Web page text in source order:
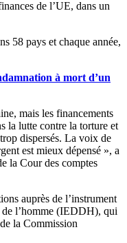
de l’UE, dans un
58 pays et chaque année,
à mort d’un
mais les financements
la lutte contre la torture et
dispersés. La voix de
est mieux dépensé », a
la Cour des comptes
auprès de l’instrument
de l’homme (IEDDH), qui
la Commission